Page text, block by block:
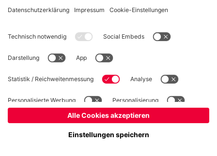
Impressum Datenschutz Nutzungsbedingungen Barrierefreiheit